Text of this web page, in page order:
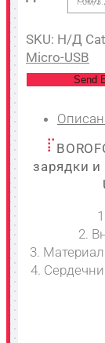
SKU: Н/Д
Micro-USB
Send
зарядки и
2.
3.
4.